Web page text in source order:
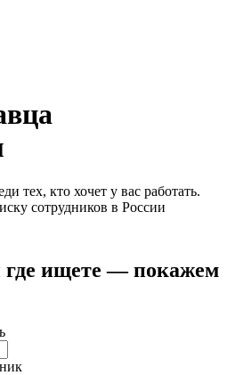
тех, кто хочет у вас работать.
сотрудников в России
где ищете — покажем